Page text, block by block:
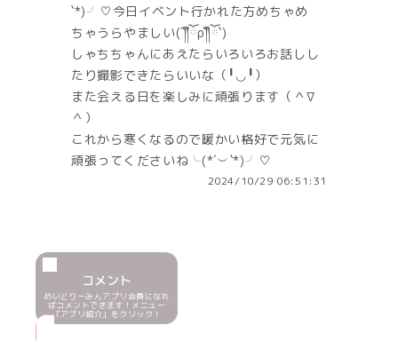
`*)╯♡今日イベント行かれた方めちゃめ
ちゃうらやましい(´༎ຶོρ༎ຶོ`)
しゃちちゃんにあえたらいろいろお話しし
たり撮影できたらいいな（╹◡╹）
また会える日を楽しみに頑張ります（＾∇
＾）
これから寒くなるので暖かい格好で元気に
頑張ってくださいね╰(*´︶`*)╯♡
2024/10/29 06:51:31
コメント
めいどりーみんアプリ会員になれ
ばコメントできます！メニュー
「アプリ紹介」をクリック！